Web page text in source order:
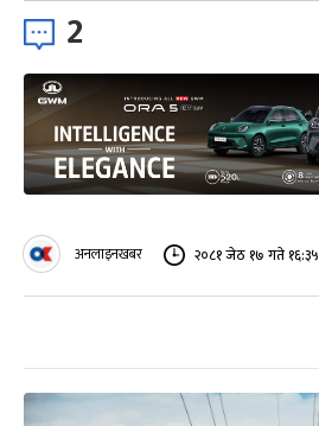
2
अनलाइनखबर २०८१ जेठ १७ गते १६:३५